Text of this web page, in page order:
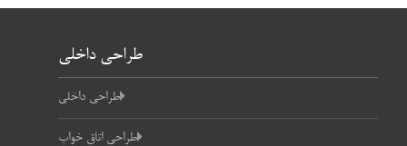
طراحی داخلی
طراحی داخلی
طراحی اتاق خواب